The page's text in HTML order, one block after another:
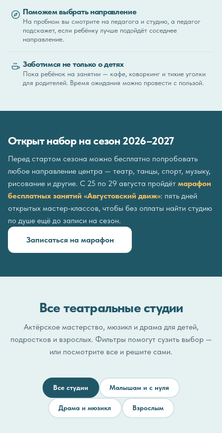
Поможем выбрать направление
На пробном вы смотрите на педагога и студию, а педагог
подскажет, если ребёнку лучше подойдёт соседнее
направление.
Заботимся не только о детях
Пока ребёнок на занятии — кафе, коворкинг и тихие уголки
для родителей. Время ожидания можно провести с пользой.
Открыт набор на сезон 2026–2027
Перед стартом сезона можно бесплатно попробовать
любое направление центра — театр, танцы, спорт, музыку,
рисование и другие. С 25 по 29 августа пройдёт марафон
бесплатных занятий «Августовский движ»: пять дней
открытых мастер-классов, чтобы без оплаты найти студию
по душе ещё до записи на сезон.
Записаться на марафон
Все театральные студии
Актёрское мастерство, мюзикл и драма для детей,
подростков и взрослых. Фильтры помогут сузить выбор —
или посмотрите все и решите сами.
Все студии Малышам и с нуля
Драма и мюзикл Взрослым